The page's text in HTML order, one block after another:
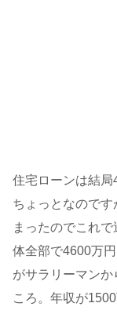
住宅ローンは結局
ちょっとなので
まったのでこれ
体全部で4600万
がサラリーマン
ころ。年収が